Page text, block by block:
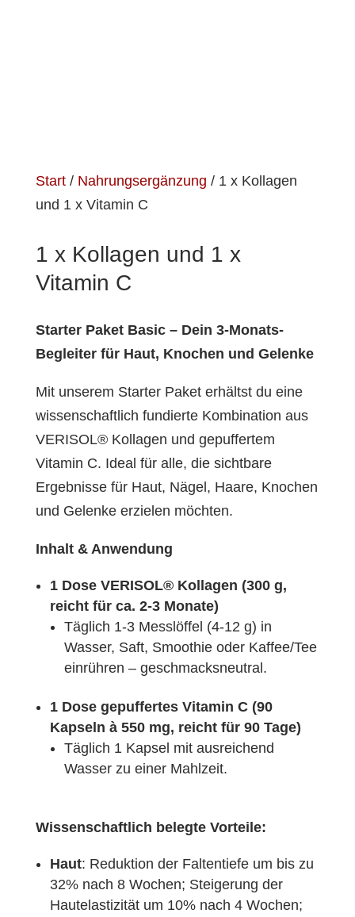
Start/ Nahrungsergänzung / 1 x Kollagen
und 1 x Vitamin C
1 x Kollagen und 1 x
Vitamin C
Starter Paket Basic – Dein 3-Monats-
Begleiter für Haut, Knochen und Gelenke
Mit unserem Starter Paket erhältst du eine
wissenschaftlich fundierte Kombination aus
VERISOL® Kollagen und gepuffertem
Vitamin C. Ideal für alle, die sichtbare
Ergebnisse für Haut, Nägel, Haare, Knochen
und Gelenke erzielen möchten.
Inhalt & Anwendung
1 Dose VERISOL® Kollagen (300 g,
reicht für ca. 2-3 Monate)
Täglich 1-3 Messlöffel (4-12 g) in
Wasser, Saft, Smoothie oder Kaffee/Tee
einrühren – geschmacksneutral.
1 Dose gepuffertes Vitamin C (90
Kapseln à 550 mg, reicht für 90 Tage)
Täglich 1 Kapsel mit ausreichend
Wasser zu einer Mahlzeit.
Wissenschaftlich belegte Vorteile:
Haut: Reduktion der Faltentiefe um bis zu
32% nach 8 Wochen; Steigerung der
Hautelastizität um 10% nach 4 Wochen;